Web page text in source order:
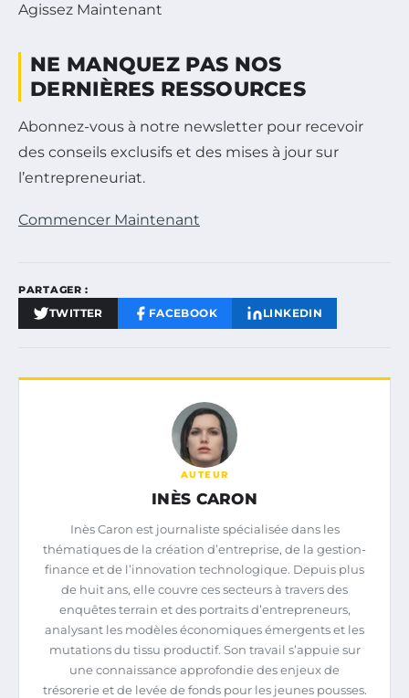
Agissez Maintenant
NE MANQUEZ PAS NOS
DERNIÈRES RESSOURCES
Abonnez-vous à notre newsletter pour recevoir
des conseils exclusifs et des mises à jour sur
l’entrepreneuriat.
Commencer Maintenant
PARTAGER :
TWITTER FACEBOOK LINKEDIN
AUTEUR
INÈS CARON
Inès Caron est journaliste spécialisée dans les
thématiques de la création d’entreprise, de la gestion-
finance et de l’innovation technologique. Depuis plus
de huit ans, elle couvre ces secteurs à travers des
enquêtes terrain et des portraits d’entrepreneurs,
analysant les modèles économiques émergents et les
mutations du tissu productif. Son travail s’appuie sur
une connaissance approfondie des enjeux de
trésorerie et de levée de fonds pour les jeunes pousses.